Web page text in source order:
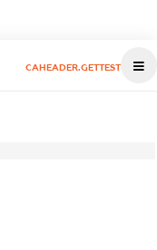
CAHEADER.GETTEST